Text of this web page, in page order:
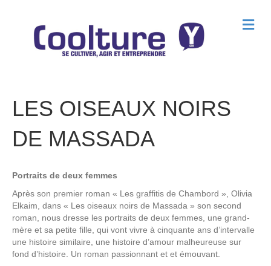
M
e
LES OISEAUX NOIRS
DE MASSADA
Portraits de deux femmes
Après son premier roman « Les graffitis de Chambord », Olivia
Elkaim, dans « Les oiseaux noirs de Massada » son second
roman, nous dresse les portraits de deux femmes, une grand-
mère et sa petite fille, qui vont vivre à cinquante ans d’intervalle
une histoire similaire, une histoire d’amour malheureuse sur
fond d’histoire. Un roman passionnant et et émouvant.